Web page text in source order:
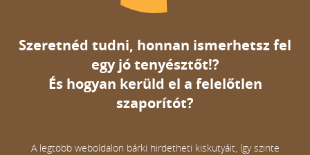
Szeretnéd tudni, honnan ismerhetsz fel
egy jó tenyésztőt!?
És hogyan kerüld el a felelőtlen
szaporítót?
A legtöbb weboldalon bárki hirdetheti kiskutyáit, így szinte